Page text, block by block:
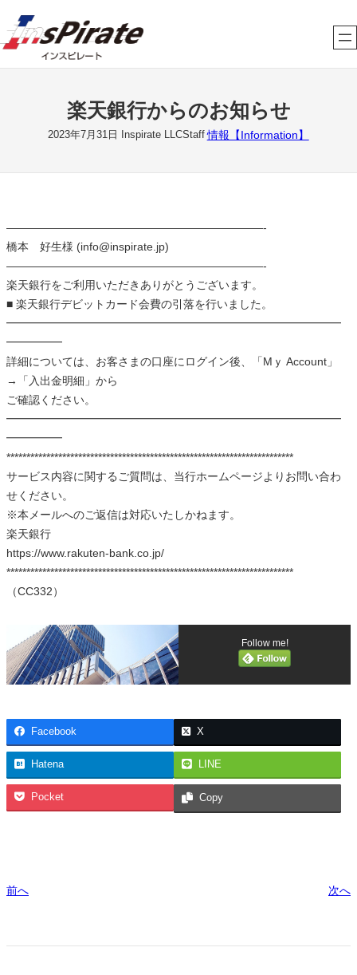
容
を
楽天銀行からのお知らせ
2023年7月31日 Inspirate LLCStaff 情報【Information】
———————————————————————-
橋本 好生様 (info@inspirate.jp)
———————————————————————-
楽天銀行をご利用いただきありがとうございます。
■ 楽天銀行デビットカード会費の引落を行いました。
━━━━━━━━━━━━━━━━━━━━━━━━━━━━━━
━━━━━
詳細については、お客さまの口座にログイン後、「Mｙ Account」
→「入出金明細」から
ご確認ください。
━━━━━━━━━━━━━━━━━━━━━━━━━━━━━━
━━━━━
************************************************************************
サービス内容に関するご質問は、当行ホームページよりお問い合わ
せください。
※本メールへのご返信は対応いたしかねます。
楽天銀行
https://www.rakuten-bank.co.jp/
************************************************************************
（CC332）
Follow me!
Facebook X
Hatena LINE
Pocket Copy
前へ 次へ